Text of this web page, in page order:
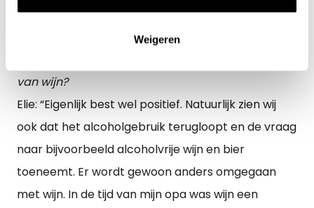
Weigeren
Jullie hebben als onderdeel van het familiebedrijf
de ontwikkelingen in de wijnwereld van dichtbij
van wijn?
Elie: “Eigenlijk best wel positief. Natuurlijk zien wij
ook dat het alcoholgebruik terugloopt en de vraag
naar bijvoorbeeld alcoholvrije wijn en bier
toeneemt. Er wordt gewoon anders omgegaan
met wijn. In de tijd van mijn opa was wijn een